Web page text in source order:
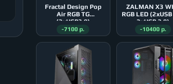
Fractal Design Pop
Air RGB TG
(2xUSB3.0)
-7100 р.
ZALMAN X3
RGB LED
2xUSB 2.0)
-10400 р.